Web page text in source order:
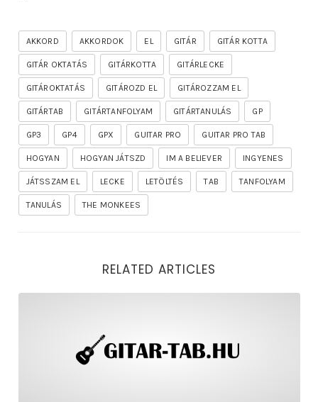
AKKORD AKKORDOK EL GITÁR GITÁR KOTTA
GITÁR OKTATÁS GITÁRKOTTA GITÁRLECKE
GITÁROKTATÁS GITÁROZD EL GITÁROZZAM EL
GITÁRTAB GITÁRTANFOLYAM GITÁRTANULÁS GP
GP3 GP4 GPX GUITAR PRO GUITAR PRO TAB
HOGYAN HOGYAN JÁTSZD IM A BELIEVER INGYENES
JÁTSSZAM EL LECKE LETÖLTÉS TAB TANFOLYAM
TANULÁS THE MONKEES
RELATED ARTICLES